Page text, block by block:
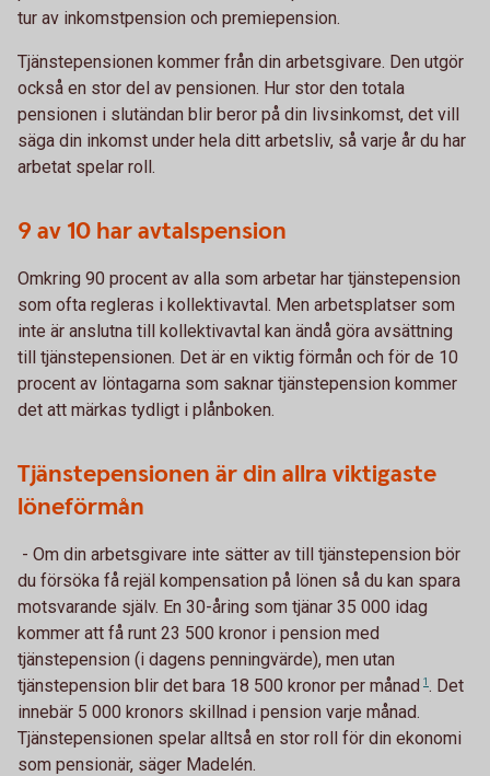
tur av inkomstpension och premiepension.
Tjänstepensionen kommer från din arbetsgivare. Den utgör
också en stor del av pensionen. Hur stor den totala
pensionen i slutändan blir beror på din livsinkomst, det vill
säga din inkomst under hela ditt arbetsliv, så varje år du har
arbetat spelar roll.
9 av 10 har avtalspension
Omkring 90 procent av alla som arbetar har tjänstepension
som ofta regleras i kollektivavtal. Men arbetsplatser som
inte är anslutna till kollektivavtal kan ändå göra avsättning
till tjänstepensionen. Det är en viktig förmån och för de 10
procent av löntagarna som saknar tjänstepension kommer
det att märkas tydligt i plånboken.
Tjänstepensionen är din allra viktigaste
löneförmån
- Om din arbetsgivare inte sätter av till tjänstepension bör
du försöka få rejäl kompensation på lönen så du kan spara
motsvarande själv. En 30-åring som tjänar 35 000 idag
kommer att få runt 23 500 kronor i pension med
tjänstepension (i dagens penningvärde), men utan
tjänstepension blir det bara 18 500 kronor per månad 1. Det
innebär 5 000 kronors skillnad i pension varje månad.
Tjänstepensionen spelar alltså en stor roll för din ekonomi
som pensionär, säger Madelén.